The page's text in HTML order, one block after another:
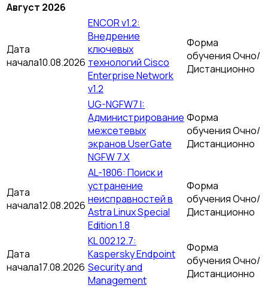
Август 2026
Дата
начала10.08.2026
ENCOR v1.2:
Внедрение
ключевых
технологий Cisco
Enterprise Network
v1.2
Форма
обученияОчно/
Дистанционно
UG-NGFW7 I:
Администрирование
межсетевых
экранов UserGate
NGFW 7.X
Форма
обученияОчно/
Дистанционно
Дата
начала12.08.2026
AL-1806: Поиск и
устранение
неисправностей в
Astra Linux Special
Edition 1.8
Форма
обученияОчно/
Дистанционно
Дата
начала17.08.2026
KL 002.12.7:
Kaspersky Endpoint
Security and
Management
Форма
обученияОчно/
Дистанционно